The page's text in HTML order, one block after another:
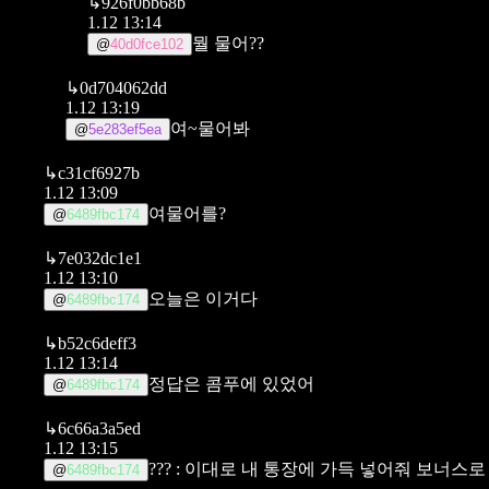
1.12 13:14
@40d0fce102 뭘 물어??
↳0d704062dd
1.12 13:19
@5e283ef5ea 여~물어봐
↳c31cf6927b
1.12 13:09
@6489fbc174 여물어를?
↳7e032dc1e1
1.12 13:10
@6489fbc174 오늘은 이거다
↳b52c6deff3
1.12 13:14
@6489fbc174 정답은 콤푸에 있었어
↳6c66a3a5ed
1.12 13:15
@6489fbc174 ??? : 이대로 내 통장에 가득 넣어줘 보너스로